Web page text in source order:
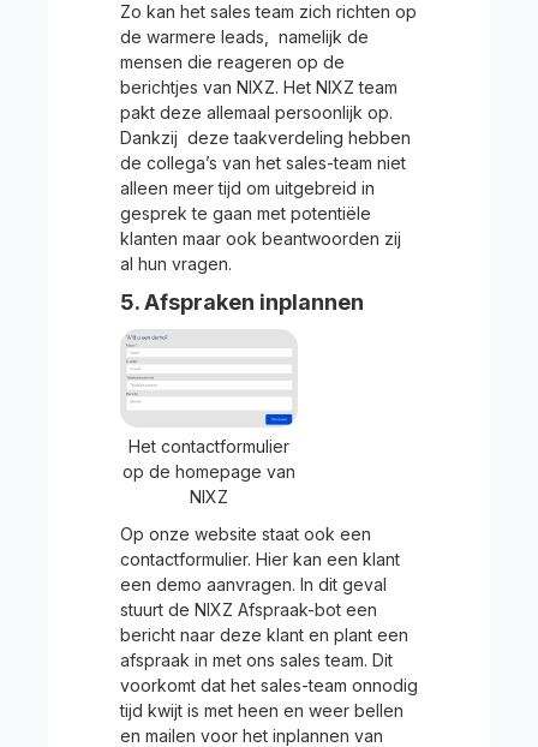
Zo kan het sales team zich richten op
de warmere leads, namelijk de
mensen die reageren op de
berichtjes van NIXZ. Het NIXZ team
pakt deze allemaal persoonlijk op.
Dankzij deze taakverdeling hebben
de collega’s van het sales-team niet
alleen meer tijd om uitgebreid in
gesprek te gaan met potentiële
klanten maar ook beantwoorden zij
al hun vragen.
5. Afspraken inplannen
Het contactformulier
op de homepage van
NIXZ
Op onze website staat ook een
contactformulier. Hier kan een klant
een demo aanvragen. In dit geval
stuurt de NIXZ Afspraak-bot een
bericht naar deze klant en plant een
afspraak in met ons sales team. Dit
voorkomt dat het sales-team onnodig
tijd kwijt is met heen en weer bellen
en mailen voor het inplannen van